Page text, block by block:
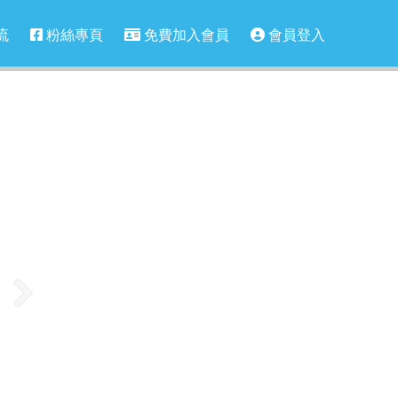
粉絲專頁 免費加入會員 會員登入